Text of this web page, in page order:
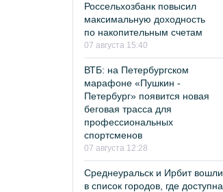
Россельхозбанк повысил
максимальную доходность
по накопительным счетам
07 августа 15:40
ВТБ: на Петербургском
марафоне «Пушкин -
Петербург» появится новая
беговая трасса для
профессиональных
спортсменов
07 августа 12:28
Среднеуральск и Ирбит вошли
в список городов, где доступна